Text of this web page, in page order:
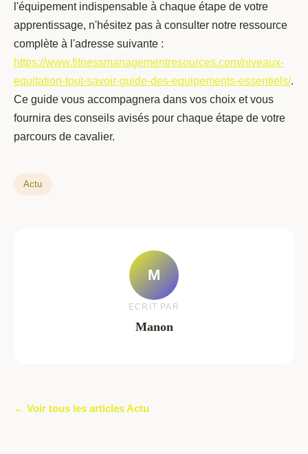
l'équipement indispensable à chaque étape de votre
apprentissage, n'hésitez pas à consulter notre ressource
complète à l'adresse suivante :
https://www.fitnessmanagementresources.com/niveaux-
equitation-tout-savoir-guide-des-equipements-essentiels/.
Ce guide vous accompagnera dans vos choix et vous
fournira des conseils avisés pour chaque étape de votre
parcours de cavalier.
Actu
M
ECRIT PAR
Manon
← Voir tous les articles Actu